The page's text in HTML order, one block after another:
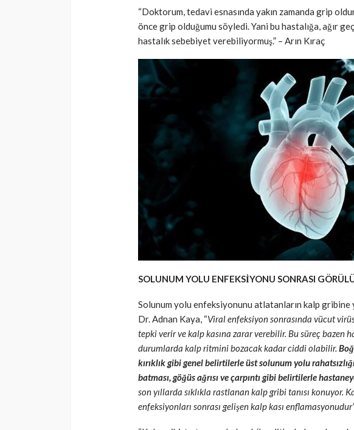
“Doktorum, tedavi esnasında yakın zamanda grip
önce grip olduğumu söyledi. Yani bu hastalığa, ağır
hastalık sebebiyet verebiliyormuş.” – Arın Kıraç
SOLUNUM YOLU ENFEKSİYONU SONRASI
Solunum yolu enfeksiyonunu atlatanların kalp
Dr. Adnan Kaya, “Viral enfeksiyon sonrasında vücut
tepki verir ve kalp kasına zarar verebilir. Bu süreç bazen
durumlarda kalp ritmini bozacak kadar ciddi olabilir.
kırıklık gibi genel belirtilerle üst solunum yolu
batması, göğüs ağrısı ve çarpıntı gibi belirtilerle
son yıllarda sıklıkla rastlanan kalp gribi tanısı konuyor.
enfeksiyonları sonrası gelişen kalp kası